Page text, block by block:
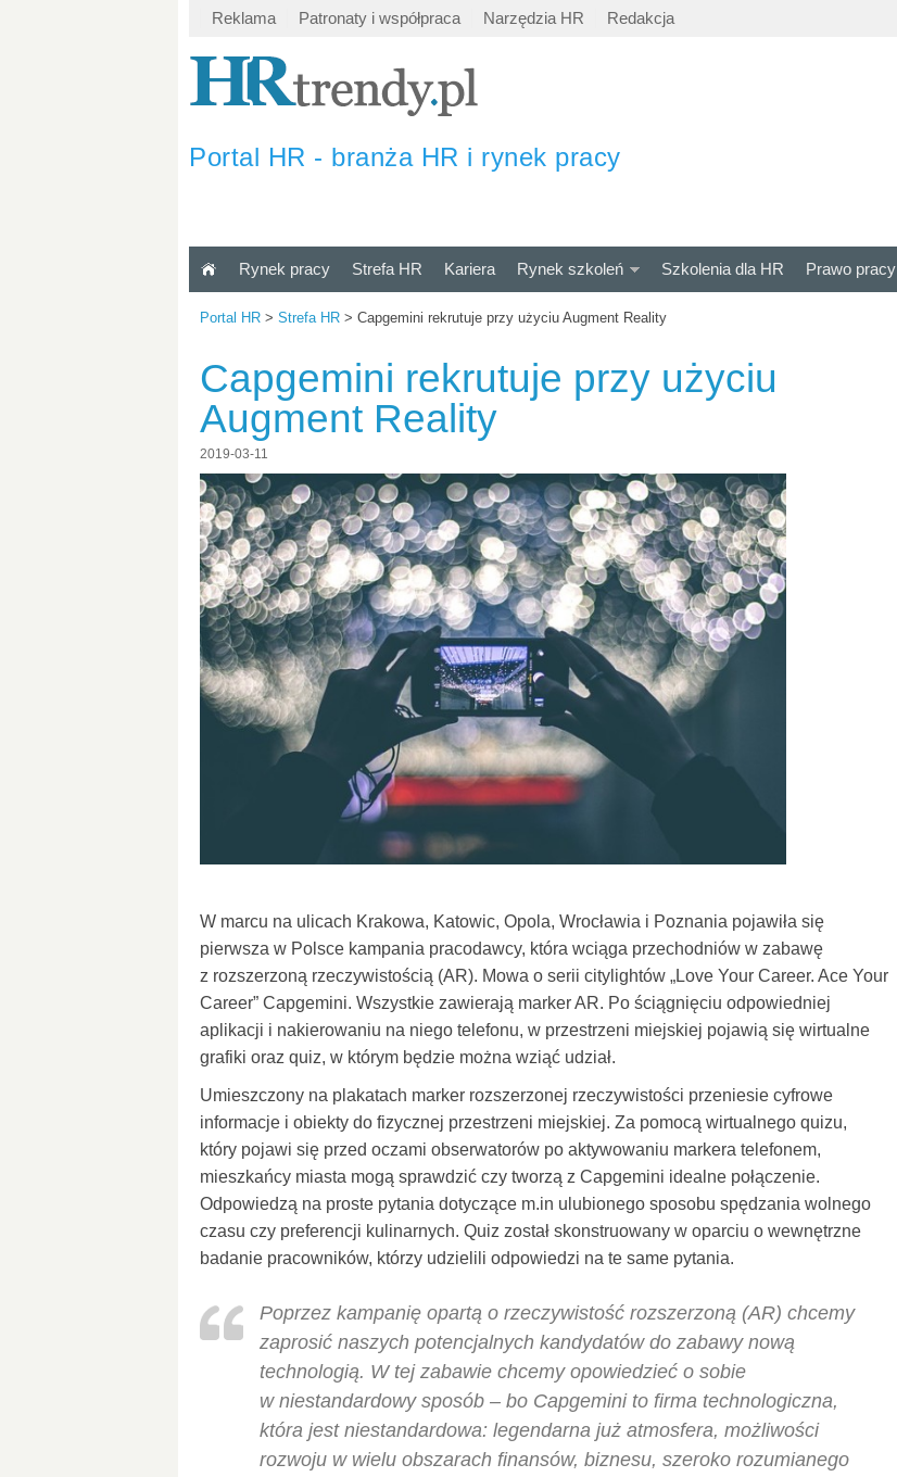
Reklama Patronaty i współpraca Narzędzia HR Redakcja
Portal HR - branża HR i rynek pracy
Rynek pracy Strefa HR Kariera Rynek szkoleń Szkolenia dla HR Prawo pracy
Portal HR > Strefa HR > Capgemini rekrutuje przy użyciu Augment Reality
Capgemini rekrutuje przy użyciu
Augment Reality
2019-03-11
W marcu na ulicach Krakowa, Katowic, Opola, Wrocławia i Poznania pojawiła się
pierwsza w Polsce kampania pracodawcy, która wciąga przechodniów w zabawę
z rozszerzoną rzeczywistością (AR). Mowa o serii citylightów „Love Your Career. Ace Your
Career” Capgemini. Wszystkie zawierają marker AR. Po ściągnięciu odpowiedniej
aplikacji i nakierowaniu na niego telefonu, w przestrzeni miejskiej pojawią się wirtualne
grafiki oraz quiz, w którym będzie można wziąć udział.
Umieszczony na plakatach marker rozszerzonej rzeczywistości przeniesie cyfrowe
informacje i obiekty do fizycznej przestrzeni miejskiej. Za pomocą wirtualnego quizu,
który pojawi się przed oczami obserwatorów po aktywowaniu markera telefonem,
mieszkańcy miasta mogą sprawdzić czy tworzą z Capgemini idealne połączenie.
Odpowiedzą na proste pytania dotyczące m.in ulubionego sposobu spędzania wolnego
czasu czy preferencji kulinarnych. Quiz został skonstruowany w oparciu o wewnętrzne
badanie pracowników, którzy udzielili odpowiedzi na te same pytania.
Poprzez kampanię opartą o rzeczywistość rozszerzoną (AR) chcemy
zaprosić naszych potencjalnych kandydatów do zabawy nową
technologią. W tej zabawie chcemy opowiedzieć o sobie
w niestandardowy sposób – bo Capgemini to firma technologiczna,
która jest niestandardowa: legendarna już atmosfera, możliwości
rozwoju w wielu obszarach finansów, biznesu, szeroko rozumianego